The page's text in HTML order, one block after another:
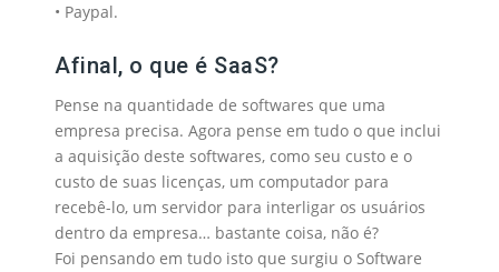
• Paypal.
Afinal, o que é SaaS?
Pense na quantidade de softwares que uma
empresa precisa. Agora pense em tudo o que inclui
a aquisição deste softwares, como seu custo e o
custo de suas licenças, um computador para
recebê-lo, um servidor para interligar os usuários
dentro da empresa… bastante coisa, não é?
Foi pensando em tudo isto que surgiu o Software